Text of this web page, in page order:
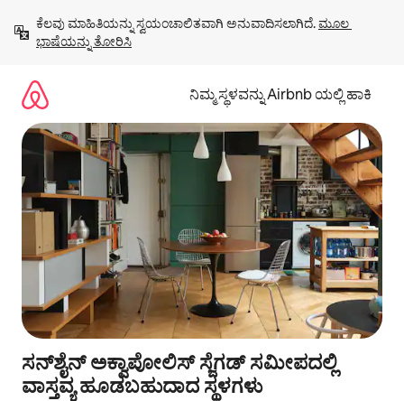
ಹೋಗಿ
ಕೆಲವು ಮಾಹಿತಿಯನ್ನು ಸ್ವಯಂಚಾಲಿತವಾಗಿ ಅನುವಾದಿಸಲಾಗಿದೆ. ಮೂಲ
ಭಾಷೆಯನ್ನು ತೋರಿಸಿ
ನಿಮ್ಮ ಸ್ಥಳವನ್ನು Airbnb ಯಲ್ಲಿ ಹಾಕಿ
ಸನ್‌ಶೈನ್ ಅಕ್ವಾಪೋಲಿಸ್ ಸ್ಜೆಗಡ್ ಸಮೀಪದಲ್ಲಿ
ವಾಸ್ತವ್ಯ ಹೂಡಬಹುದಾದ ಸ್ಥಳಗಳು